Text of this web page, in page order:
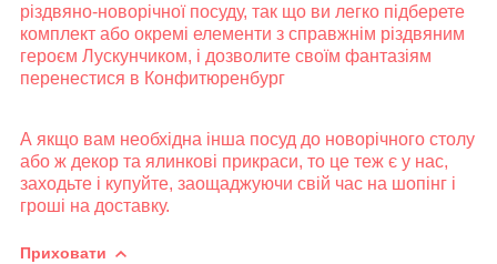
різдвяно-новорічної посуду, так що ви легко підберете
комплект або окремі елементи з справжнім різдвяним
героєм Лускунчиком, і дозволите своїм фантазіям
перенестися в Конфитюренбург
А якщо вам необхідна інша посуд до новорічного столу
або ж декор та ялинкові прикраси, то це теж є у нас,
заходьте і купуйте, заощаджуючи свій час на шопінг і
гроші на доставку.
Приховати